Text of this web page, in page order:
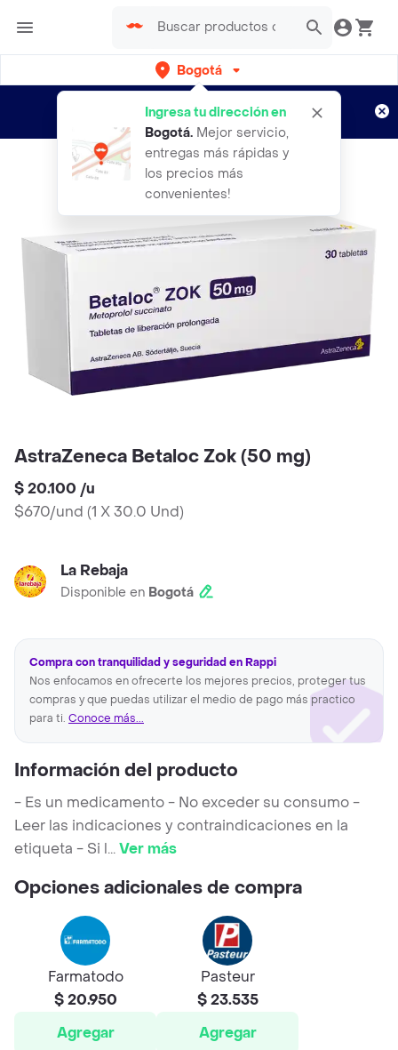
Bogotá
Ingresa tu dirección en
Bogotá. Mejor servicio,
entregas más rápidas y
los precios más
convenientes!
envíos gratis por semanas
Aplican TyC
AstraZeneca Betaloc Zok (50 mg)
$ 20.100 /u
$670/und (1 X 30.0 Und)
La Rebaja
Disponible en Bogotá
Compra con tranquilidad y seguridad en Rappi
Nos enfocamos en ofrecerte los mejores precios, proteger tus
compras y que puedas utilizar el medio de pago más practico
para ti. Conoce más...
Información del producto
- Es un medicamento - No exceder su consumo -
Leer las indicaciones y contraindicaciones en la
etiqueta - Si l...Ver más
Opciones adicionales de compra
Farmatodo
$ 20.950
Agregar
Pasteur
$ 23.535
Agregar